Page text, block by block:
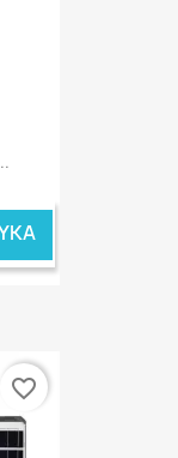
favorite_border